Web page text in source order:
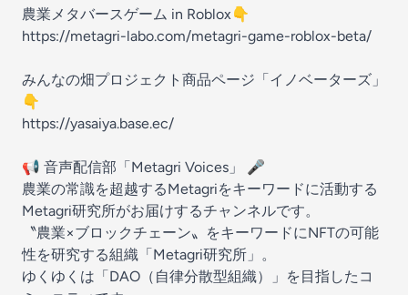
農業メタバースゲーム in Roblox👇
https://metagri-labo.com/metagri-game-roblox-beta/
みんなの畑プロジェクト商品ページ「イノベーターズ」
👇
https://yasaiya.base.ec/
📢 音声配信部「Metagri Voices」 🎤
農業の常識を超越するMetagriをキーワードに活動する
Metagri研究所がお届けするチャンネルです。
〝農業×ブロックチェーン〟をキーワードにNFTの可能
性を研究する組織「Metagri研究所」。
ゆくゆくは「DAO（自律分散型組織）」を目指したコ